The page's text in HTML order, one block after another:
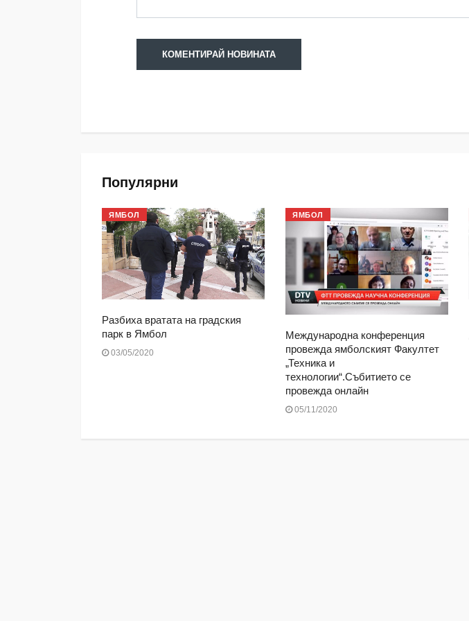
Популярни
ЯМБОЛ
Разбиха вратата на градския
парк в Ямбол
03/05/2020
ЯМБОЛ
Международна конференция
провежда ямболският Факултет
„Техника и
технологии“.Събитието се
провежда онлайн
05/11/2020